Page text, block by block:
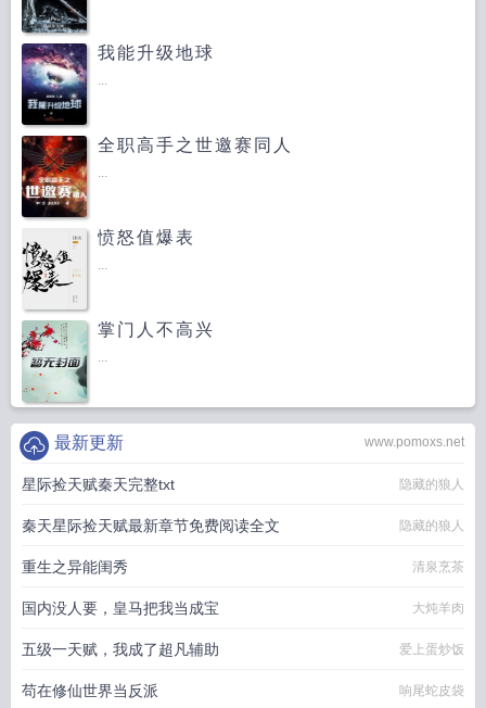
我能升级地球
...
全职高手之世邀赛同人
...
愤怒值爆表
...
掌门人不高兴
...
www.pomoxs.net
最新更新
星际捡天赋秦天完整txt 隐藏的狼人
秦天星际捡天赋最新章节免费阅读全文 隐藏的狼人
重生之异能闺秀 清泉烹茶
国内没人要，皇马把我当成宝 大炖羊肉
五级一天赋，我成了超凡辅助 爱上蛋炒饭
苟在修仙世界当反派 响尾蛇皮袋